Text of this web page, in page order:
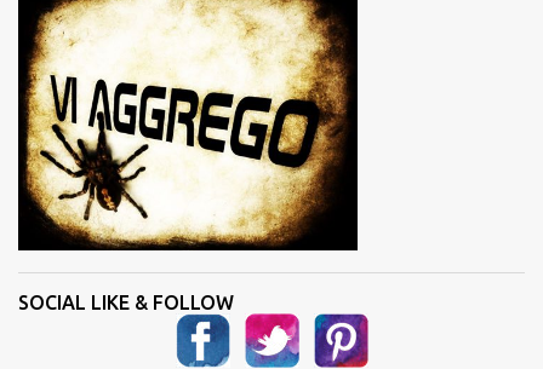
SOCIAL LIKE & FOLLOW